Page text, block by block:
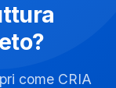
come CRIA